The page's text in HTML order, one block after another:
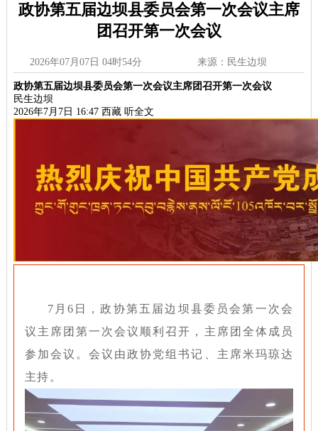
政协第五届边坝县委员会第一次会议主席
团召开第一次会议
2026年07月07日 04时54分 来源：民生边坝
政协第五届边坝县委员会第一次会议主席团召开第一次会议
民生边坝
2026年7月7日 16:47 西藏 听全文
7月6日，政协第五届边坝县委员会第一次会
议主席团第一次会议顺利召开，主席团全体成员
参加会议。会议由政协党组书记、主席米玛琼达
主持。